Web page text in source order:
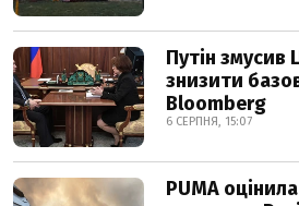
Путін змусив
знизити
Bloomberg
6 СЕРПНЯ, 15:07
PUMA